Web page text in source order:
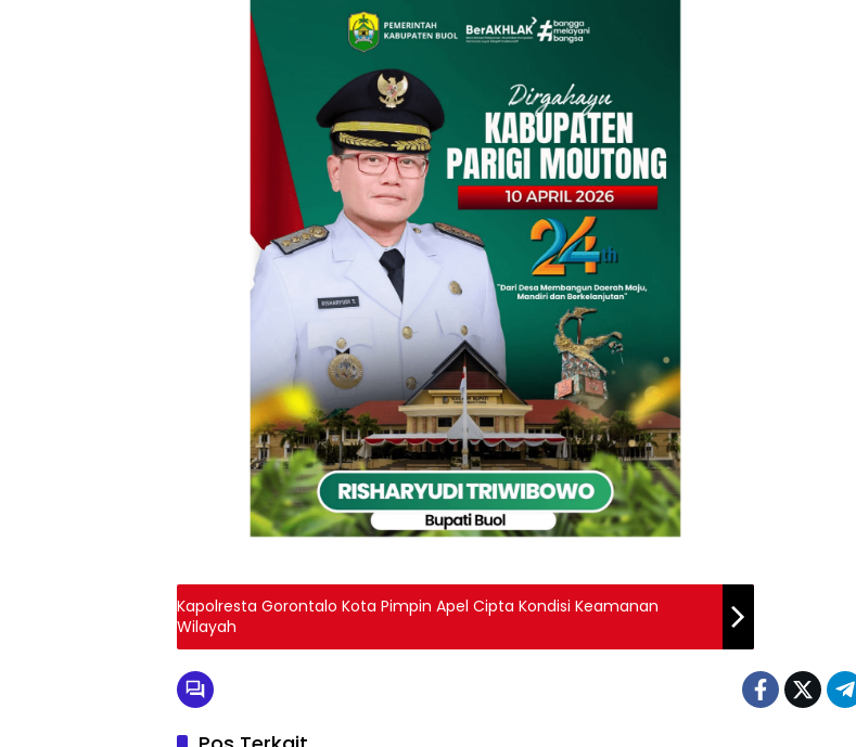
Kapolresta Gorontalo Kota Pimpin Apel Cipta Kondisi Keamanan
Wilayah